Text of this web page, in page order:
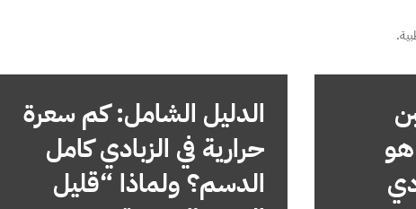
الدليل الشامل: كم سعرة
حرارية في الزبادي كامل
الدسم؟ ولماذا “قليل